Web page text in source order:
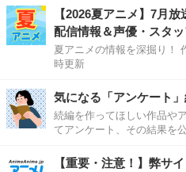
【2026夏アニメ】7月
配信情報＆声優・スタッ
夏アニメの情報を深掘り！
時更新
気になる「アンケート」
続編を作ってほしい作品や
てアンケート、その結果を
【重要・注意！】弊サ